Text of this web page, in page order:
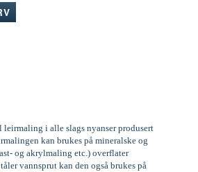
i alle slags nyanser produsert
kan brukes på mineralske og
og akrylmaling etc.) overflater
vannsprut kan den også brukes på